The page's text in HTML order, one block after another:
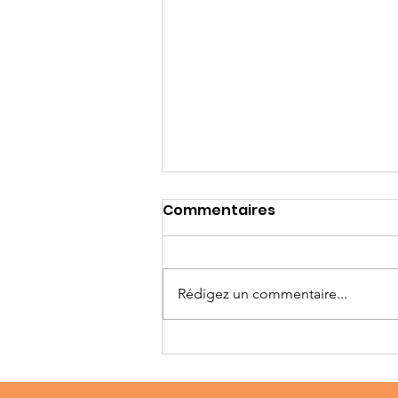
Migration et résilience
Commentaires
Rédigez un commentaire...